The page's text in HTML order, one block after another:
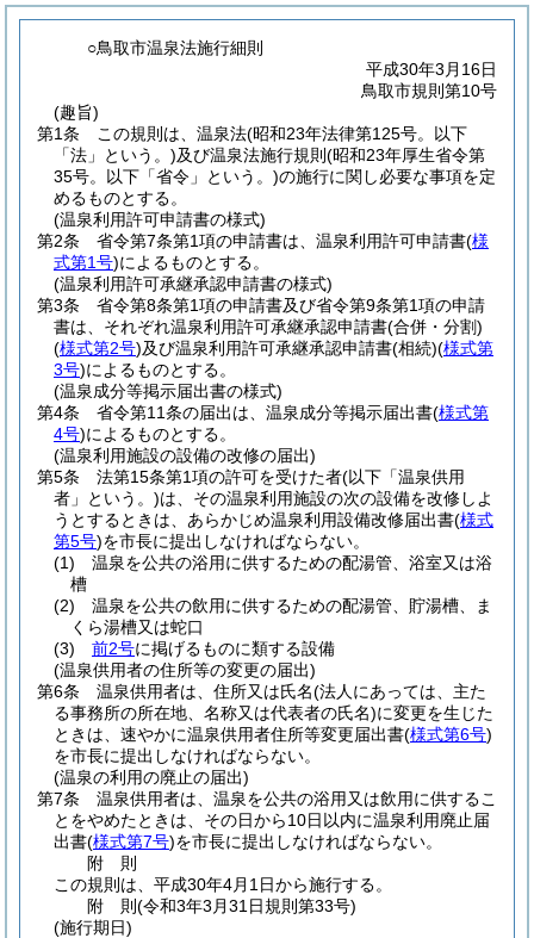
○鳥取市温泉法施行細則
平成30年3月16日
鳥取市規則第10号
(趣旨)
第1条
この規則は、温泉法(昭和23年法律第125号。以下
「法」という。)及び温泉法施行規則 (昭和23年厚生省令第
35号。以下「省令」という。)の施行に関し必要な事項を定
めるものとする。
(温泉利用許可申請書の様式)
第2条
省令第7条第1項の申請書は、温泉利用許可申請書(様
式第1号)によるものとする。
(温泉利用許可承継承認申請書の様式)
第3条
省令第8条第1項の申請書及び省令第9条第1項の申請
書は、それぞれ温泉利用許可承継承認申請書(合併・分割)
(様式第2号)及び温泉利用許可承継承認申請書(相続)(様式第
3号)によるものとする。
(温泉成分等掲示届出書の様式)
第4条
省令第11条の届出は、温泉成分等掲示届出書(様式第
4号)によるものとする。
(温泉利用施設の設備の改修の届出)
第5条
法第15条第1項の許可を受けた者(以下「温泉供用
者」という。)は、その温泉利用施設の次の設備を改修しよ
うとするときは、あらかじめ温泉利用設備改修届出書(様式
第5号)を市長に提出しなければならない。
(1)
温泉を公共の浴用に供するための配湯管、浴室又は浴
槽
(2)
温泉を公共の飲用に供するための配湯管、貯湯槽、ま
くら湯槽又は蛇口
(3)
前2号に掲げるものに類する設備
(温泉供用者の住所等の変更の届出)
第6条
温泉供用者は、住所又は氏名(法人にあっては、主た
る事務所の所在地、名称又は代表者の氏名)に変更を生じた
ときは、速やかに温泉供用者住所等変更届出書(様式第6号)
を市長に提出しなければならない。
(温泉の利用の廃止の届出)
第7条
温泉供用者は、温泉を公共の浴用又は飲用に供するこ
とをやめたときは、その日から10日以内に温泉利用廃止届
出書(様式第7号)を市長に提出しなければならない。
附 則
この規則は、平成30年4月1日から施行する。
附 則(令和3年3月31日規則第33号)
(施行期日)